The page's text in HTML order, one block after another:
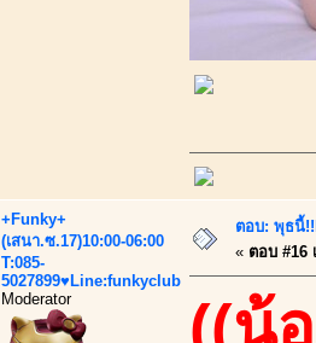
+Funky+
(เสนา.ซ.17)10:00-06:00
T:085-
5027899♥Line:funkyclub
Moderator
ตอบ: พุธนี้
« ตอบ #16
((น้